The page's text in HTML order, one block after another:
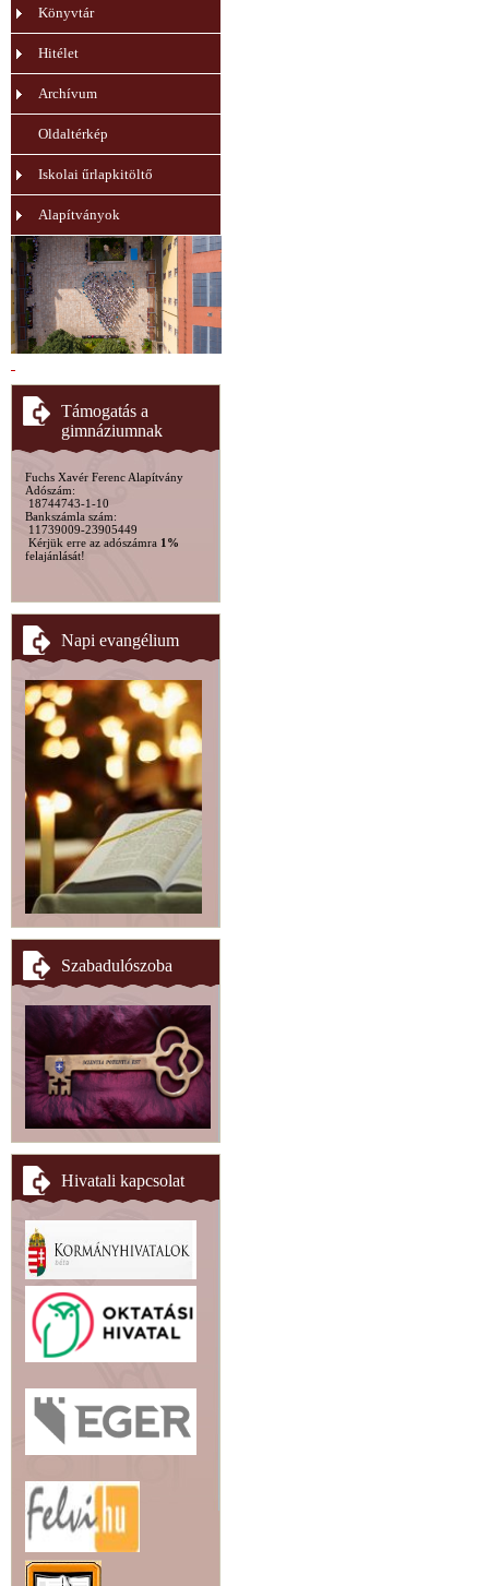
Könyvtár
Hitélet
Archívum
Oldaltérkép
Iskolai űrlapkitöltő
Alapítványok
Támogatás a
gimnáziumnak
Fuchs Xavér Ferenc Alapítvány
Adószám:
18744743-1-10
Bankszámla szám:
11739009-23905449
Kérjük erre az adószámra 1%
felajánlását!
Napi evangélium
Szabadulószoba
Hivatali kapcsolat